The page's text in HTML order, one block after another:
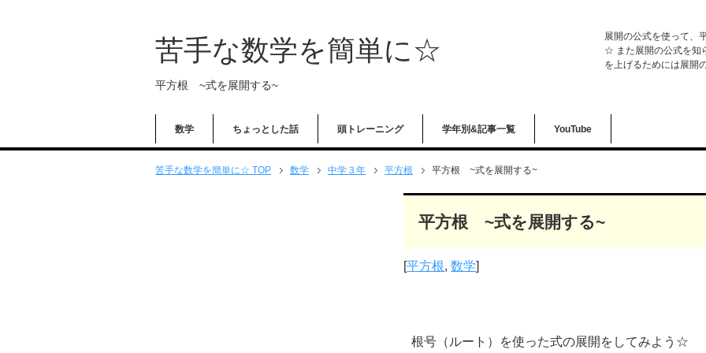
苦手な数学を簡単に☆
平方根 ~式を展開する~
展開の公式を使って、
☆ また展開の公式を知
を上げるためには展開
数学 ちょっとした話 頭トレーニング 学年別&記事一覧 YouTube
苦手な数学を簡単に☆ TOP 数学 中学３年 平方根 平方根 ~式を展開する~
平方根 ~式を展開する~
[平方根,数学]
根号（ルート）を使った式の展開をしてみよう☆